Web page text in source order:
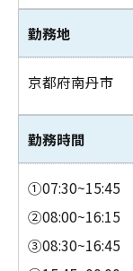
勤務地
京都府南丹市
勤務時間
①07:30~15:45
②08:00~16:15
③08:30~16:45